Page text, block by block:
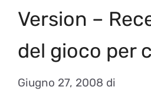
Version –
del gioco per
Giugno 27, 2008 di